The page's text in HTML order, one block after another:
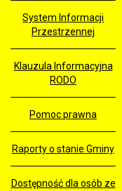
System Informacji
Przestrzennej
Klauzula Informacyjna
RODO
Pomoc prawna
Raporty o stanie Gminy
Dostępność dla osób ze